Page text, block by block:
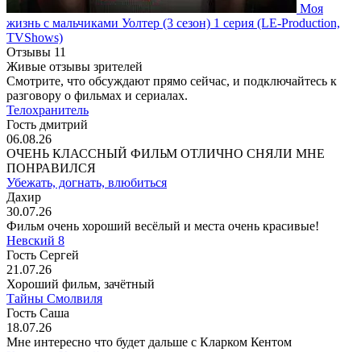
Моя
жизнь с мальчиками Уолтер (3 сезон) 1 серия (LE-Production,
TVShows)
Отзывы 11
Живые отзывы зрителей
Смотрите, что обсуждают прямо сейчас, и подключайтесь к
разговору о фильмах и сериалах.
Телохранитель
Гость дмитрий
06.08.26
ОЧЕНЬ КЛАССНЫЙ ФИЛЬМ ОТЛИЧНО СНЯЛИ МНЕ
ПОНРАВИЛСЯ
Убежать, догнать, влюбиться
Дахир
30.07.26
Фильм очень хороший весёлый и места очень красивые!
Невский 8
Гость Сергей
21.07.26
Хороший фильм, зачётный
Тайны Смолвиля
Гость Саша
18.07.26
Мне интересно что будет дальше с Кларком Кентом